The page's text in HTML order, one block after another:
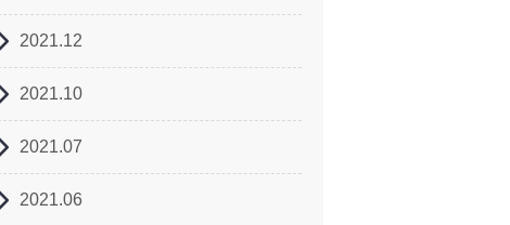
2021.12
2021.10
2021.07
2021.06